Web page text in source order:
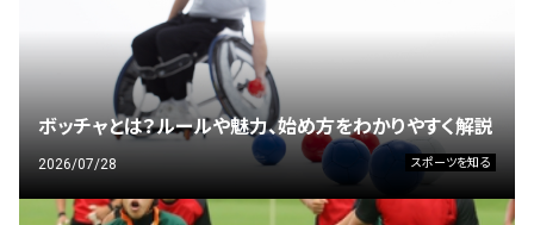
ボッチャとは？ルールや魅力、始め方をわかりやすく解説
2026/07/28 スポーツを知る